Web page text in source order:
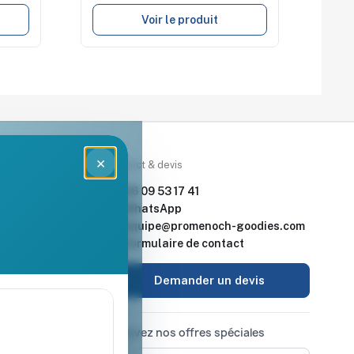
Voir le produit
× Contact & devis
06 09 53 17 41
WhatsApp
equipe@promenoch-goodies.com
Formulaire de contact
Demander un devis
Recevez nos offres spéciales